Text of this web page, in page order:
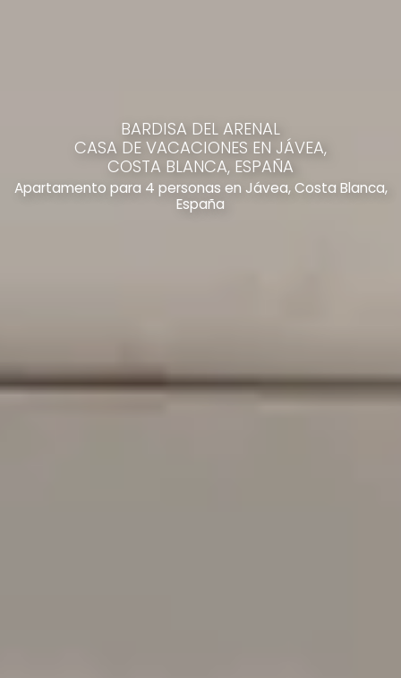
BARDISA DEL ARENAL
CASA DE VACACIONES EN JÁVEA,
COSTA BLANCA, ESPAÑA
Apartamento para 4 personas en Jávea, Costa Blanca,
España